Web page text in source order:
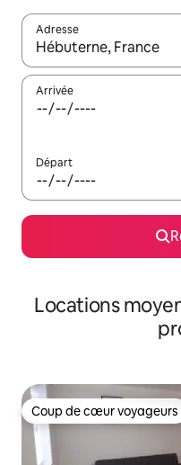
Adresse
Lorsque les résultats
Arrivée
Départ
Locations
Coup de cœur voyageurs
Coup de cœur voyageurs